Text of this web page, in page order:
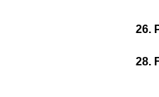
26.
28.